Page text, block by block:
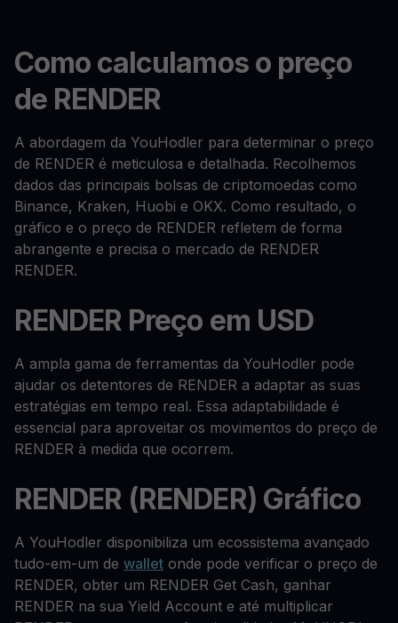
Como calculamos o preço
de RENDER
A abordagem da YouHodler para determinar o preço
de RENDER é meticulosa e detalhada. Recolhemos
dados das principais bolsas de criptomoedas como
Binance, Kraken, Huobi e OKX. Como resultado, o
gráfico e o preço de RENDER refletem de forma
abrangente e precisa o mercado de RENDER
RENDER.
RENDER Preço em USD
A ampla gama de ferramentas da YouHodler pode
ajudar os detentores de RENDER a adaptar as suas
estratégias em tempo real. Essa adaptabilidade é
essencial para aproveitar os movimentos do preço de
RENDER à medida que ocorrem.
RENDER (RENDER) Gráfico
A YouHodler disponibiliza um ecossistema avançado
tudo-em-um de wallet onde pode verificar o preço de
RENDER, obter um RENDER Get Cash, ganhar
RENDER na sua Yield Account e até multiplicar